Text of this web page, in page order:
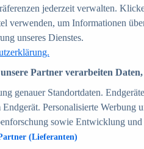
mehr als 39.000 Online-Shops
70+
jederzeit verwalten.
verwenden, um Informationen
unseres Dienstes.
Partner verarbeiten
genauer Standortdaten.
Endgerät. Personalisierte Werbung
sowie Entwicklung
(Lieferanten)